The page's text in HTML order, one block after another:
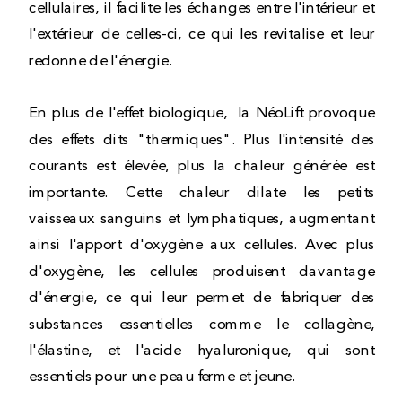
cellulaires, il facilite les échanges entre l'intérieur et
l'extérieur de celles-ci, ce qui les revitalise et leur
redonne de l'énergie.
En plus de l'effet biologique, la NéoLift provoque
des effets dits "thermiques". Plus l'intensité des
courants est élevée, plus la chaleur générée est
importante. Cette chaleur dilate les petits
vaisseaux sanguins et lymphatiques, augmentant
ainsi l'apport d'oxygène aux cellules. Avec plus
d'oxygène, les cellules produisent davantage
d'énergie, ce qui leur permet de fabriquer des
substances essentielles comme le collagène,
l'élastine, et l'acide hyaluronique, qui sont
essentiels pour une peau ferme et jeune.